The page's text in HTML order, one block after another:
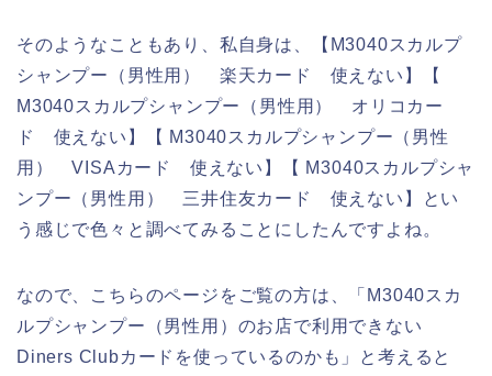
そのようなこともあり、私自身は、【M3040スカルプ
シャンプー（男性用） 楽天カード 使えない】【
M3040スカルプシャンプー（男性用） オリコカー
ド 使えない】【 M3040スカルプシャンプー（男性
用） VISAカード 使えない】【 M3040スカルプシャ
ンプー（男性用） 三井住友カード 使えない】とい
う感じで色々と調べてみることにしたんですよね。
なので、こちらのページをご覧の方は、「M3040スカ
ルプシャンプー（男性用）のお店で利用できない
Diners Clubカードを使っているのかも」と考えると